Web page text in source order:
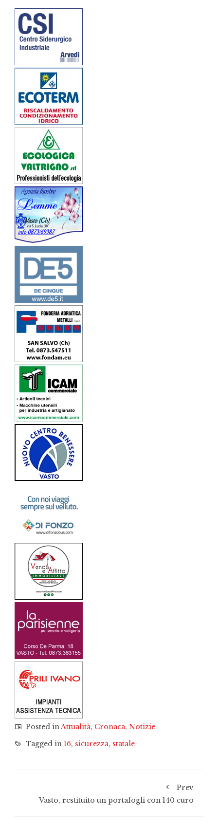
Posted inAttualità, Cronaca, Notizie
Tagged in 16, sicurezza, statale
Prev
Vasto, restituito un portafogli con 140 euro